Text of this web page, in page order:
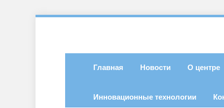
Главная Новости О центре
Инновационные технологии